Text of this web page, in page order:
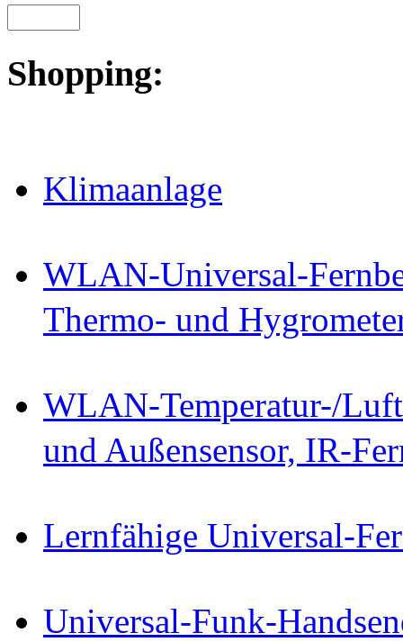
Shopping:
Klimaanlage
WLAN-Universal-
Thermo- und
WLAN-Temperatur-/
und Außensensor, IR-
Lernfähige Universal-
Universal-Funk-